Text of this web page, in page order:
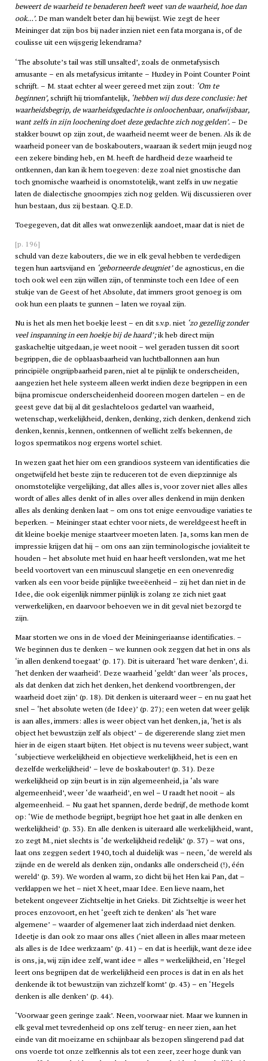
beweert de waarheid te benaderen heeft weet van de waarheid, hoe dan
ook…’.De man wandelt beter dan hij bewijst. Wie zegt de heer
Meininger dat zijn bos bij nader inzien niet een fata morgana is, of de
coulisse uit een wijsgerig lekendrama?
‘The absolute’s tail was still unsalted’, zoals de onmetafysisch
amusante – en als metafysicus irritante – Huxley in Point Counter Point
schrijft. – M. staat echter al weer gereed met zijn zout: ‘Om te
beginnen’,schrijft hij triomfantelijk, ‘hebben wij dus deze conclusie: het
waarheidsbegrip, de waarheidsgedachte is onloochenbaar, onafwijsbaar,
want zelfs in zijn loochening doet deze gedachte zich nog gelden’.– De
stakker bouwt op zijn zout, de waarheid neemt weer de benen. Als ik de
waarheid poneer van de boskabouters, waaraan ik sedert mijn jeugd nog
een zekere binding heb, en M. heeft de hardheid deze waarheid te
ontkennen, dan kan ik hem toegeven: deze zoal niet gnostische dan
toch gnomische waarheid is onomstotelijk, want zelfs in uw negatie
laten de dialectische gnoompjes zich nog gelden. Wij discussieren over
hun bestaan, dus zij bestaan. Q.E.D.
Toegegeven, dat dit alles wat onwezenlijk aandoet, maar dat is niet de
[p. 196]
schuld van deze kabouters, die we in elk geval hebben te verdedigen
tegen hun aartsvijand en ‘geborneerde deugniet’de agnosticus, en die
toch ook wel een zijn willen zijn, of tenminste toch een Idee of een
stukje van de Geest of het Absolute, dat immers groot genoeg is om
ook hun een plaats te gunnen – laten we royaal zijn.
Nu is het als men het boekje leest – en dit s.v.p. niet ‘zo gezellig zonder
veel inspanning in een hoekje bij de haard’;ik heb direct mijn
gaskacheltje uitgedaan, je weet nooit – wel geraden tussen dit soort
begrippen, die de opblaasbaarheid van luchtballonnen aan hun
principiële ongrijpbaarheid paren, niet al te pijnlijk te onderscheiden,
aangezien het hele systeem alleen werkt indien deze begrippen in een
bijna promiscue onderscheidenheid dooreen mogen dartelen – en de
geest geve dat bij al dit geslachteloos gedartel van waarheid,
wetenschap, werkelijkheid, denken, denking, zich denken, denkend zich
denken, kennis, kennen, ontkennen of wellicht zelfs bekennen, de
logos spermatikos nog ergens wortel schiet.
In wezen gaat het hier om een grandioos systeem van identificaties die
ongetwijfeld het beste zijn te reduceren tot de even diepzinnige als
onomstotelijke vergelijking, dat alles alles is, voor zover niet alles alles
wordt of alles alles denkt of in alles over alles denkend in mijn denken
alles als denking denken laat – om ons tot enige eenvoudige variaties te
beperken. – Meininger staat echter voor niets, de wereldgeest heeft in
dit kleine boekje menige staartveer moeten laten. Ja, soms kan men de
impressie krijgen dat hij – om ons aan zijn terminologische jovialiteit te
houden – het absolute met huid en haar heeft verslonden, wat me het
beeld voortovert van een minuscuul slangetje en een onevenredig
varken als een voor beide pijnlijke tweeëenheid – zij het dan niet in de
Idee, die ook eigenlijk nimmer pijnlijk is zolang ze zich niet gaat
verwerkelijken, en daarvoor behoeven we in dit geval niet bezorgd te
zijn.
Maar storten we ons in de vloed der Meiningeriaanse identificaties. –
We beginnen dus te denken – we kunnen ook zeggen dat het in ons als
‘in allen denkend toegaat’ (p. 17). Dit is uiteraard ‘het ware denken’, d.i.
‘het denken der waarheid’. Deze waarheid ‘geldt’ dan weer ‘als proces,
als dat denken dat zich het denken, het denkend voortbrengen, der
waarheid doet zijn’ (p. 18). Dit denken is uiteraard weer – en nu gaat het
snel – ‘het absolute weten (de Idee)’ (p. 27); een weten dat weer gelijk
is aan alles, immers: alles is weer object van het denken, ja, ‘het is als
object het bewustzijn zelf als object’ – de digererende slang ziet men
hier in de eigen staart bijten. Het object is nu tevens weer subject, want
‘subjectieve werkelijkheid en objectieve werkelijkheid, het is een en
dezelfde werkelijkheid’ – leve de boskabouter! (p. 31). Deze
werkelijkheid op zijn beurt is in zijn algemeenheid, ja ‘als ware
algemeenheid’, weer ‘de waarheid’, en wel – U raadt het nooit – als
algemeenheid. – Nu gaat het spannen, derde bedrijf, de methode komt
op: ‘Wie de methode begrijpt, begrijpt hoe het gaat in alle denken en
werkelijkheid’ (p. 33). En alle denken is uiteraard alle werkelijkheid, want,
zo zegt M., niet slechts is ‘de werkelijkheid redelijk’ (p. 37) – wat ons,
laat ons zeggen sedert 1940, toch al duidelijk was – neen, ‘de wereld als
zijnde en de wereld als denken zijn, ondanks alle onderscheid (!), één
wereld’ (p. 39). We worden al warm, zo dicht bij het Hen kai Pan, dat –
verklappen we het – niet X heet, maar Idee. Een lieve naam, het
betekent ongeveer Zichtseltje in het Grieks. Dit Zichtseltje is weer het
proces enzovoort, en het ‘geeft zich te denken’ als ‘het ware
algemene’ – waarder of algemener laat zich inderdaad niet denken.
Ideetje is dan ook zo maar ons alles (‘niet alleen in alles maar meteen
als alles is de Idee werkzaam’ (p. 41) – en dat is heerlijk, want deze idee
is ons, ja, wij zijn idee zelf, want idee = alles = werkelijkheid, en ‘Hegel
leert ons begrijpen dat de werkelijkheid een proces is dat in en als het
denkende ik tot bewustzijn van zichzelf komt’ (p. 43) – en ‘Hegels
denken is alle denken’ (p. 44).
‘Voorwaar geen geringe zaak’. Neen, voorwaar niet. Maar we kunnen in
elk geval met tevredenheid op ons zelf terug- en neer zien, aan het
einde van dit moeizame en schijnbaar als bezopen slingerend pad dat
ons voerde tot onze zelfkennis als tot een zeer, zeer hoge dunk van